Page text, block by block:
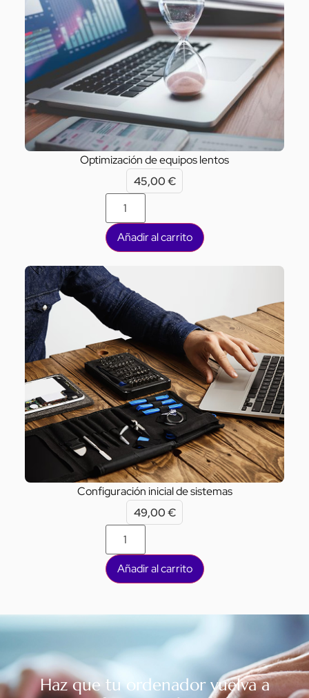
Optimización de equipos lentos
45,00€
Añadir al carrito
Configuración inicial de sistemas
49,00€
Añadir al carrito
Haz que tu ordenador vuelva a